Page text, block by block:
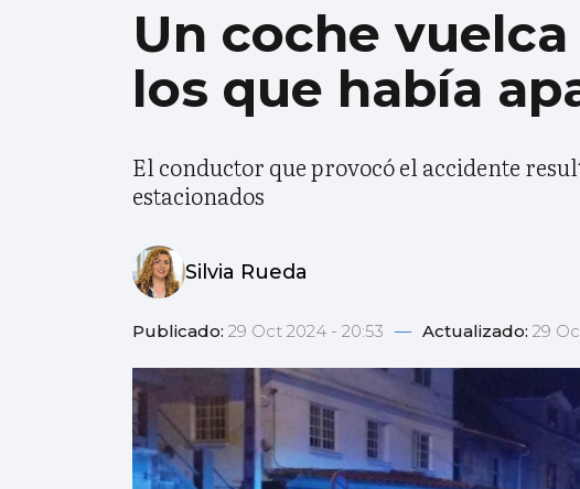
Un coche
los que había
El conductor que provocó el accidente
estacionados
Silvia Rueda
Publicado: 29 Oct 2024 - 20:53 — Actualizado: 29